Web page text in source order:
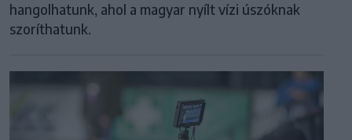
hangolhatunk, ahol a magyar nyílt vízi úszóknak
szoríthatunk.